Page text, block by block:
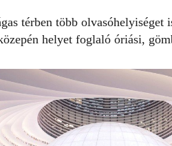
térben több olvasóhelyiséget
helyet foglaló óriási,